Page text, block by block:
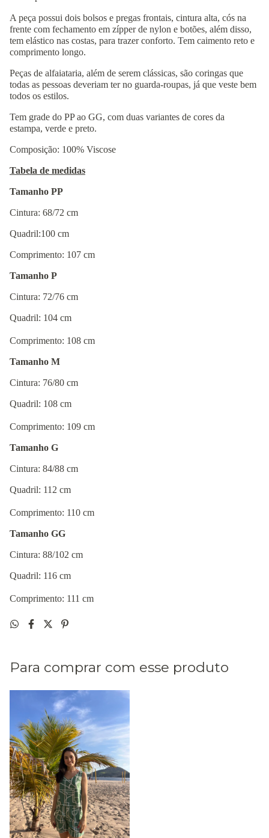
A peça possui dois bolsos e pregas frontais, cintura alta, cós na
frente com fechamento em zípper de nylon e botões, além disso,
tem elástico nas costas, para trazer conforto. Tem caimento reto e
comprimento longo.
Peças de alfaiataria, além de serem clássicas, são coringas que
todas as pessoas deveriam ter no guarda-roupas, já que veste bem
todos os estilos.
Tem grade do PP ao GG, com duas variantes de cores da
estampa, verde e preto.
Composição: 100% Viscose
Tabela de medidas
Tamanho PP
Cintura: 68/72 cm
Quadril:100 cm
Comprimento: 107 cm
Tamanho P
Cintura: 72/76 cm
Quadril: 104 cm
Comprimento: 108 cm
Tamanho M
Cintura: 76/80 cm
Quadril: 108 cm
Comprimento: 109 cm
Tamanho G
Cintura: 84/88 cm
Quadril: 112 cm
Comprimento: 110 cm
Tamanho GG
Cintura: 88/102 cm
Quadril: 116 cm
Comprimento: 111 cm
Para comprar com esse produto